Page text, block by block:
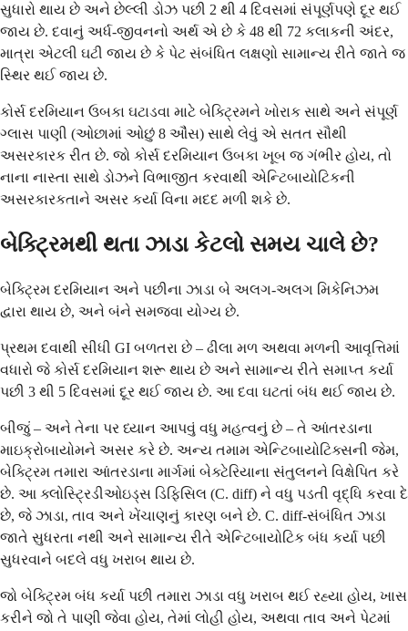
સુધારો થાય છે અને છેલ્લી ડોઝ પછી 2 થી 4 દિવસમાં સંપૂર્ણપણે દૂર થઈ
જાય છે. દવાનું અર્ધ-જીવનનો અર્થ એ છે કે 48 થી 72 કલાકની અંદર,
માત્રા એટલી ઘટી જાય છે કે પેટ સંબંધિત લક્ષણો સામાન્ય રીતે જાતે જ
સ્થિર થઈ જાય છે.
કોર્સ દરમિયાન ઉબકા ઘટાડવા માટે બેક્ટ્રિમને ખોરાક સાથે અને સંપૂર્ણ
ગ્લાસ પાણી (ઓછામાં ઓછું 8 ઔંસ) સાથે લેવું એ સતત સૌથી
અસરકારક રીત છે. જો કોર્સ દરમિયાન ઉબકા ખૂબ જ ગંભીર હોય, તો
નાના નાસ્તા સાથે ડોઝને વિભાજીત કરવાથી એન્ટિબાયોટિકની
અસરકારકતાને અસર કર્યા વિના મદદ મળી શકે છે.
બેક્ટ્રિમથી થતા ઝાડા કેટલો સમય ચાલે છે?
બેક્ટ્રિમ દરમિયાન અને પછીના ઝાડા બે અલગ-અલગ મિકેનિઝમ
દ્વારા થાય છે, અને બંને સમજવા યોગ્ય છે.
પ્રથમ દવાથી સીધી GI બળતરા છે – ઢીલા મળ અથવા મળની આવૃત્તિમાં
વધારો જે કોર્સ દરમિયાન શરૂ થાય છે અને સામાન્ય રીતે સમાપ્ત કર્યા
પછી 3 થી 5 દિવસમાં દૂર થઈ જાય છે. આ દવા ઘટતાં બંધ થઈ જાય છે.
બીજું – અને તેના પર ધ્યાન આપવું વધુ મહત્વનું છે – તે આંતરડાના
માઇક્રોબાયોમને અસર કરે છે. અન્ય તમામ એન્ટિબાયોટિક્સની જેમ,
બેક્ટ્રિમ તમારા આંતરડાના માર્ગમાં બેક્ટેરિયાના સંતુલનને વિક્ષેપિત કરે
છે. આ ક્લોસ્ટ્રિડીઓઇડ્સ ડિફિસિલ (C. diff) ને વધુ પડતી વૃદ્ધિ કરવા દે
છે, જે ઝાડા, તાવ અને ખેંચાણનું કારણ બને છે. C. diff-સંબંધિત ઝાડા
જાતે સુધરતા નથી અને સામાન્ય રીતે એન્ટિબાયોટિક બંધ કર્યા પછી
સુધરવાને બદલે વધુ ખરાબ થાય છે.
જો બેક્ટ્રિમ બંધ કર્યા પછી તમારા ઝાડા વધુ ખરાબ થઈ રહ્યા હોય, ખાસ
કરીને જો તે પાણી જેવા હોય, તેમાં લોહી હોય, અથવા તાવ અને પેટમાં